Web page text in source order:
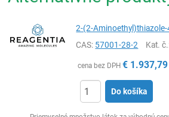
2-(2-
CAS: 57001-28-2 Kat. č.
cena bez DPH € 1.937,79
Do košíka